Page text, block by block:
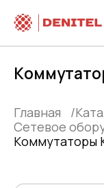
Главная
Сетевое
Kоммутаторы